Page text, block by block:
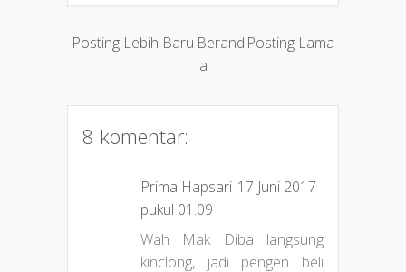
Posting Lebih Baru Posting Lama
Berand
a
8 komentar:
Prima Hapsari 17 Juni 2017
pukul 01.09
Wah Mak Diba langsung
kinclong, jadi pengen beli